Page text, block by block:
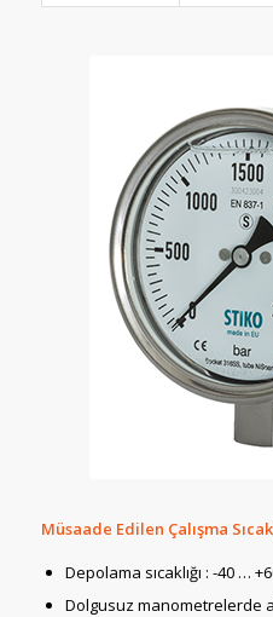
Müsaade Edilen Çalışma
Depolama sıcaklığı : -40 …
Dolgusuz manometrelerde